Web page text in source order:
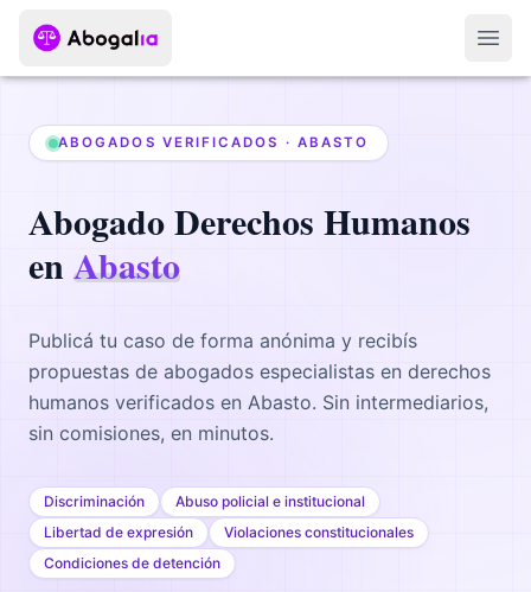
ABOGADOS VERIFICADOS · ABASTO
AbogadoDerechos Humanos
enAbasto
Publicá tu caso de forma anónima y recibís
propuestas de abogados especialistas en derechos
humanos verificados en Abasto. Sin intermediarios,
sin comisiones, en minutos.
Discriminación
Abuso policial e institucional
Libertad de expresión
Violaciones constitucionales
Condiciones de detención